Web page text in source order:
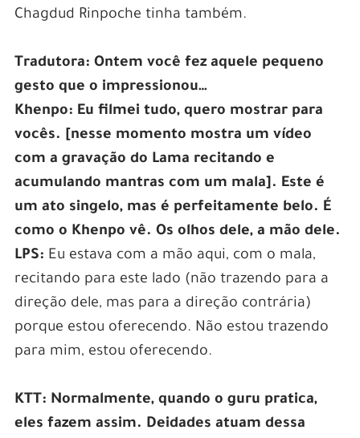
Chagdud Rinpoche tinha também.
Tradutora: Ontem você fez aquele pequeno
gesto que o impressionou…
Khenpo: Eu filmei tudo, quero mostrar para
vocês. [nesse momento mostra um vídeo
com a gravação do Lama recitando e
acumulando mantras com um mala]. Este é
um ato singelo, mas é perfeitamente belo. É
como o Khenpo vê. Os olhos dele, a mão dele.
LPS: Eu estava com a mão aqui, com o mala,
recitando para este lado (não trazendo para a
direção dele, mas para a direção contrária)
porque estou oferecendo. Não estou trazendo
para mim, estou oferecendo.
KTT: Normalmente, quando o guru pratica,
eles fazem assim. Deidades atuam dessa